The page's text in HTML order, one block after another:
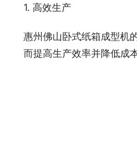
1. 高效生产
惠州佛山卧式纸箱成型机
而提高生产效率并降低成